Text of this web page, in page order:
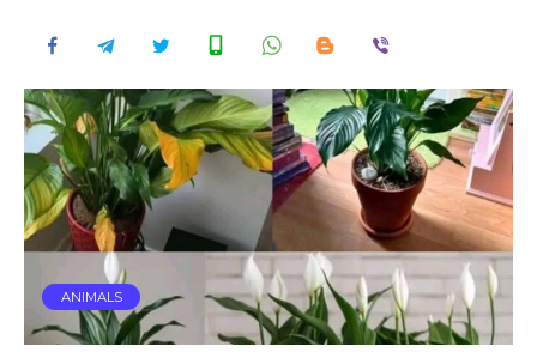
ANIMALS